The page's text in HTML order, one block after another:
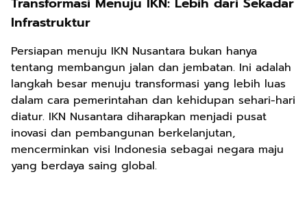
Infrastruktur
Persiapan menuju IKN Nusantara bukan hanya
tentang membangun jalan dan jembatan. Ini adalah
langkah besar menuju transformasi yang lebih luas
dalam cara pemerintahan dan kehidupan sehari-hari
diatur. IKN Nusantara diharapkan menjadi pusat
inovasi dan pembangunan berkelanjutan,
mencerminkan visi Indonesia sebagai negara maju
yang berdaya saing global.